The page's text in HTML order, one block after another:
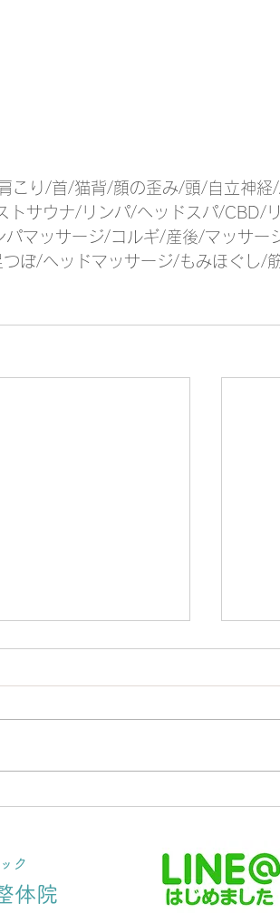
こり/首/猫背/顔の歪み/頭/自立神
トサウナ/リンパ/ヘッドスパ/CBD/
マッサージ/コルギ/産後/マッサー
ぼ/ヘッドマッサージ/もみほぐし/
めて【腰痛を治す】
ナノ
施
ク
体院